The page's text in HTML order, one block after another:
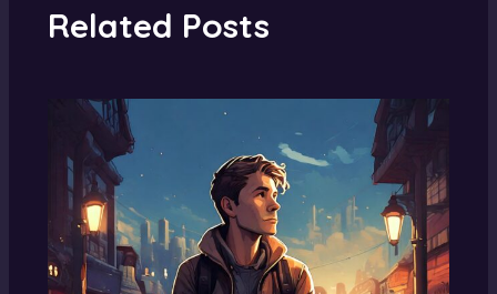
Related Posts